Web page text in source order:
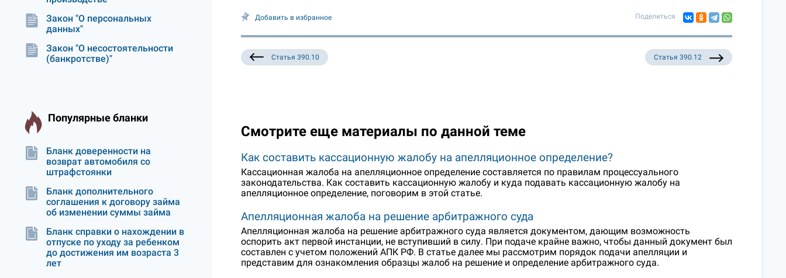
Закон "О персональных
данных"
Закон "О несостоятельности
(банкротстве)"
Популярные бланки
Бланк доверенности на
возврат автомобиля со
штрафстоянки
Бланк дополнительного
соглашения к договору займа
об изменении суммы займа
Бланк справки о нахождении в
отпуске по уходу за ребенком
до достижения им возраста 3
лет
Добавить в избранное Поделиться
Статья 390.10 Статья 390.12
Смотрите еще материалы по данной теме
Как составить кассационную жалобу на апелляционное определение?
Кассационная жалоба на апелляционное определение составляется по правилам процессуального
законодательства. Как составить кассационную жалобу и куда подавать кассационную жалобу на
апелляционное определение, поговорим в этой статье.
Апелляционная жалоба на решение арбитражного суда
Апелляционная жалоба на решение арбитражного суда является документом, дающим возможность
оспорить акт первой инстанции, не вступивший в силу. При подаче крайне важно, чтобы данный документ был
составлен с учетом положений АПК РФ. В статье далее мы рассмотрим порядок подачи апелляции и
представим для ознакомления образцы жалоб на решение и определение арбитражного суда.